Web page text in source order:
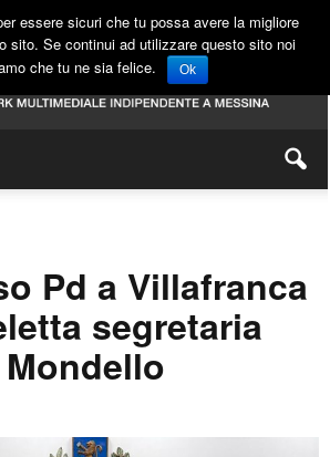
Pd a Villafranca
segretaria
essere sicuri che tu possa avere la migliore
sito. Se continui ad utilizzare questo sito noi
che tu ne sia felice.
Ok